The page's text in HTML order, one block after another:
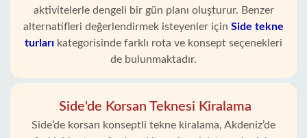
aktivitelerle dengeli bir gün planı oluşturur. Benzer
alternatifleri değerlendirmek isteyenler için Side tekne
turları kategorisinde farklı rota ve konsept seçenekleri
de bulunmaktadır.
Side'de Korsan Teknesi Kiralama
Side’de korsan konseptli tekne kiralama, Akdeniz’de